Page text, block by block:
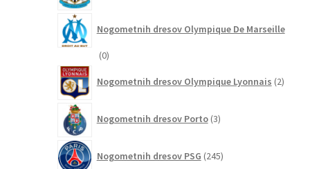
Nogometnih dresov Olympique De Marseille
00
Nogometnih dresov Olympique Lyonnais 2izdelka
Nogometnih dresov Porto 3izdelki
Nogometnih dresov PSG 245izdelkov